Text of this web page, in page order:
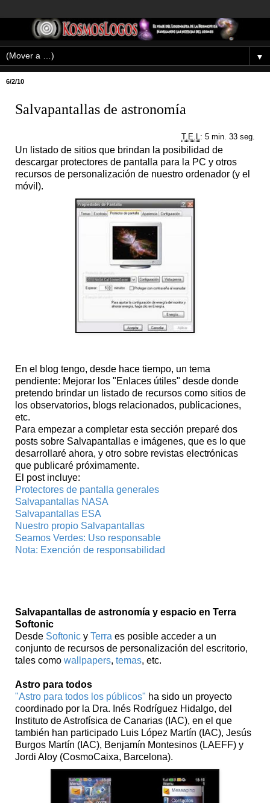
▼
6/2/10
Salvapantallas de astronomía
T.E.L : 5 min. 33 seg.
Un listado de sitios que brindan la posibilidad de
descargar protectores de pantalla para la PC y otros
recursos de personalización de nuestro ordenador (y el
móvil).
En el blog tengo, desde hace tiempo, un tema
pendiente: Mejorar los "Enlaces útiles" desde donde
pretendo brindar un listado de recursos como sitios de
los observatorios, blogs relacionados, publicaciones,
etc.
Para empezar a completar esta sección preparé dos
posts sobre Salvapantallas e imágenes, que es lo que
desarrollaré ahora, y otro sobre revistas electrónicas
que publicaré próximamente.
El post incluye:
Protectores de pantalla generales
Salvapantallas NASA
Salvapantallas ESA
Nuestro propio Salvapantallas
Seamos Verdes: Uso responsable
Nota: Exención de responsabilidad
Salvapantallas de astronomía y espacio en Terra
Softonic
Desde Softonic y Terra es posible acceder a un
conjunto de recursos de personalización del escritorio,
tales como wallpapers, temas, etc.
Astro para todos
"Astro para todos los públicos" ha sido un proyecto
coordinado por la Dra. Inés Rodríguez Hidalgo, del
Instituto de Astrofísica de Canarias (IAC), en el que
también han participado Luis López Martín (IAC), Jesús
Burgos Martín (IAC), Benjamín Montesinos (LAEFF) y
Jordi Aloy (CosmoCaixa, Barcelona).